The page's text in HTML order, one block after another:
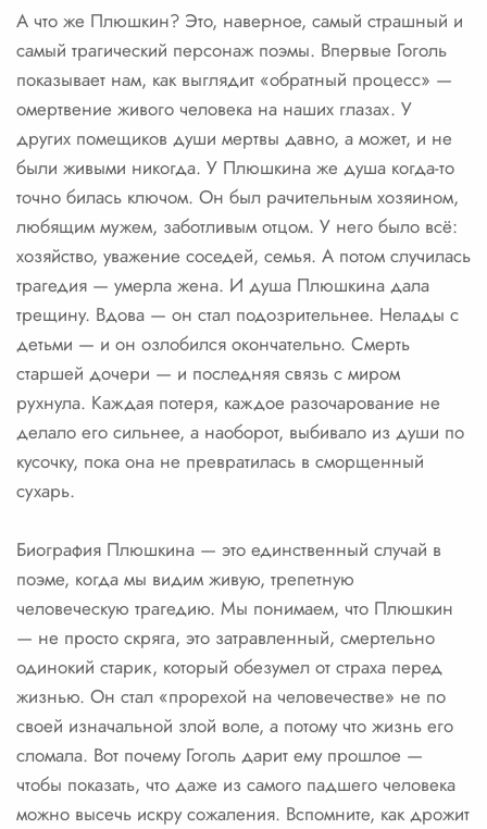
А что же Плюшкин? Это, наверное, самый страшный и
самый трагический персонаж поэмы. Впервые Гоголь
показывает нам, как выглядит «обратный процесс» —
омертвение живого человека на наших глазах. У
других помещиков души мертвы давно, а может, и не
были живыми никогда. У Плюшкина же душа когда-то
точно билась ключом. Он был рачительным хозяином,
любящим мужем, заботливым отцом. У него было всё:
хозяйство, уважение соседей, семья. А потом случилась
трагедия — умерла жена. И душа Плюшкина дала
трещину. Вдова — он стал подозрительнее. Нелады с
детьми — и он озлобился окончательно. Смерть
старшей дочери — и последняя связь с миром
рухнула. Каждая потеря, каждое разочарование не
делало его сильнее, а наоборот, выбивало из души по
кусочку, пока она не превратилась в сморщенный
сухарь.
Биография Плюшкина — это единственный случай в
поэме, когда мы видим живую, трепетную
человеческую трагедию. Мы понимаем, что Плюшкин
— не просто скряга, это затравленный, смертельно
одинокий старик, который обезумел от страха перед
жизнью. Он стал «прорехой на человечестве» не по
своей изначальной злой воле, а потому что жизнь его
сломала. Вот почему Гоголь дарит ему прошлое —
чтобы показать, что даже из самого падшего человека
можно высечь искру сожаления. Вспомните, как дрожит